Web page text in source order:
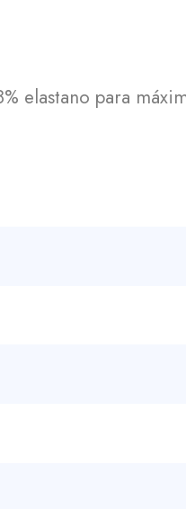
elastano para